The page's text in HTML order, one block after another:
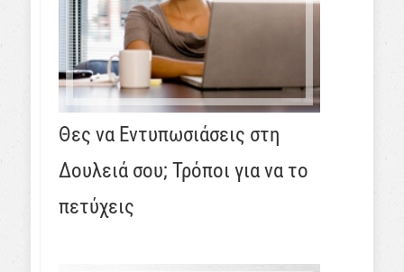
Θες να Εντυπωσιάσεις στη
Δουλειά σου; Τρόποι για να το
πετύχεις